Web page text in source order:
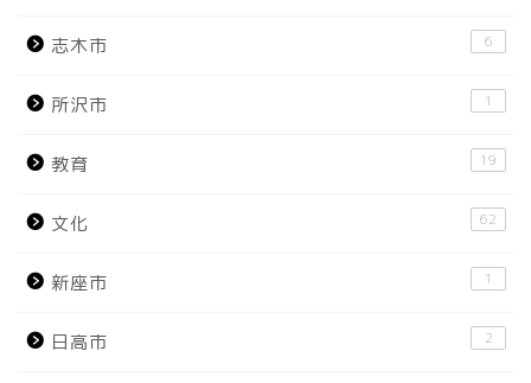
志木市 6
所沢市 1
教育 19
文化 62
新座市 1
日高市 2